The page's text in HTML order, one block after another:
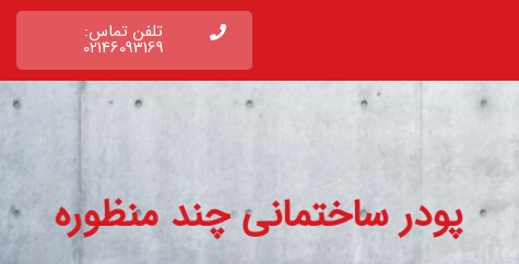
تلفن تماس:
02146093169
پودر ساختمانی چند منظوره